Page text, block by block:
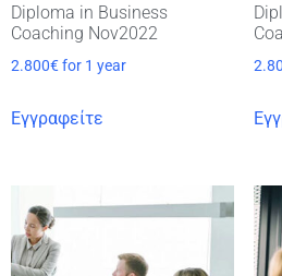
Diploma in Business
Coaching Nov2022
2.800€for 1 year
Εγγραφείτε